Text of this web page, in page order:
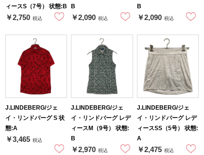
ィースS（7号） 状態:B
￥2,750 税込
B
￥2,090 税込
B
￥2,090 税込
J.LINDEBERG/ジェ
イ・リンドバーグ S 状
態:A
￥3,465 税込
J.LINDEBERG/ジェ
イ・リンドバーグ レデ
ィースM（9号） 状態:
B
￥2,970 税込
J.LINDEBERG/ジェ
イ・リンドバーグ レデ
ィースSS（5号） 状態:
A
￥2,475 税込